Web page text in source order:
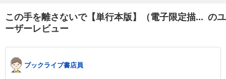
この手を離さないで【単行本版】（電子限定描... のユ
ーザーレビュー
ブックライブ書店員